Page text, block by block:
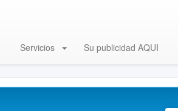
Servicios Su publicidad AQUI